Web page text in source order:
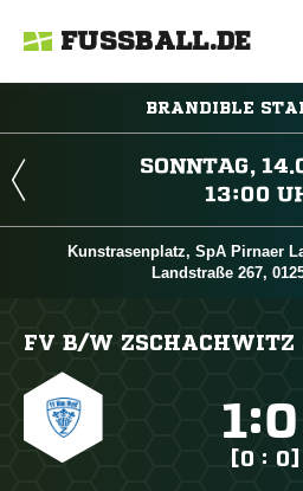
FUSSBALL.DE
BRANDIBLE


Kunstrasenplatz, SpA Pirnaer
Landstraße 267,
FV B/​W ZSCHACHWITZ
:
[0 : 0]